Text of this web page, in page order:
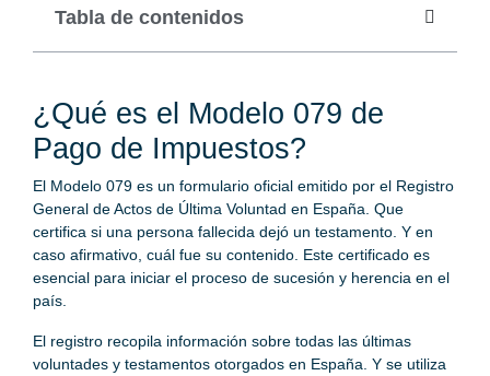
¿Qué es el Modelo 079 de
Pago de Impuestos?
El Modelo 079 es un formulario oficial emitido por el Registro
General de Actos de Última Voluntad en España. Que
certifica si una persona fallecida dejó un testamento. Y en
caso afirmativo, cuál fue su contenido. Este certificado es
esencial para iniciar el proceso de sucesión y herencia en el
país.
El registro recopila información sobre todas las últimas
voluntades y testamentos otorgados en España. Y se utiliza
Tabla de contenidos